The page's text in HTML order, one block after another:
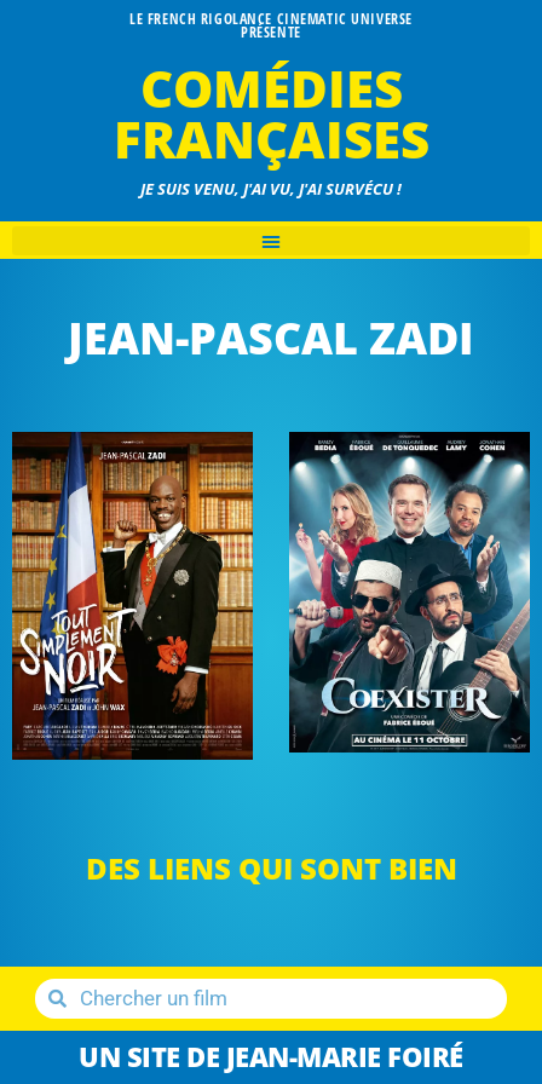
LE FRENCH RIGOLANCE CINEMATIC UNIVERSE
PRÉSENTE
COMÉDIES
FRANÇAISES
JE SUIS VENU, J'AI VU, J'AI SURVÉCU !
JEAN-PASCAL ZADI
DES LIENS QUI SONT BIEN
UN SITE DE JEAN-MARIE FOIRÉ